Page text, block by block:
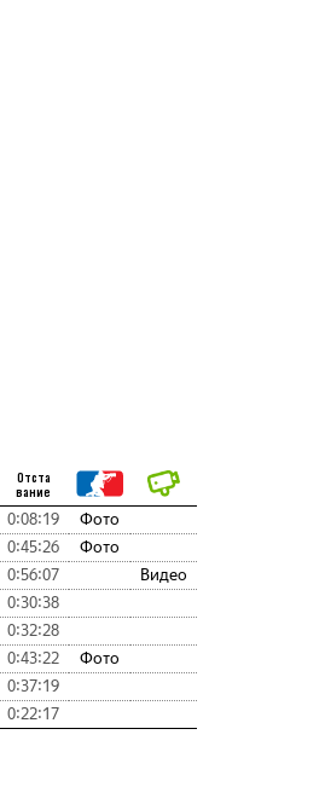
Отста
вание
0:08:19
Фото
0:45:26
Фото
0:56:07
Видео
0:30:38
0:32:28
0:43:22
Фото
0:37:19
0:22:17